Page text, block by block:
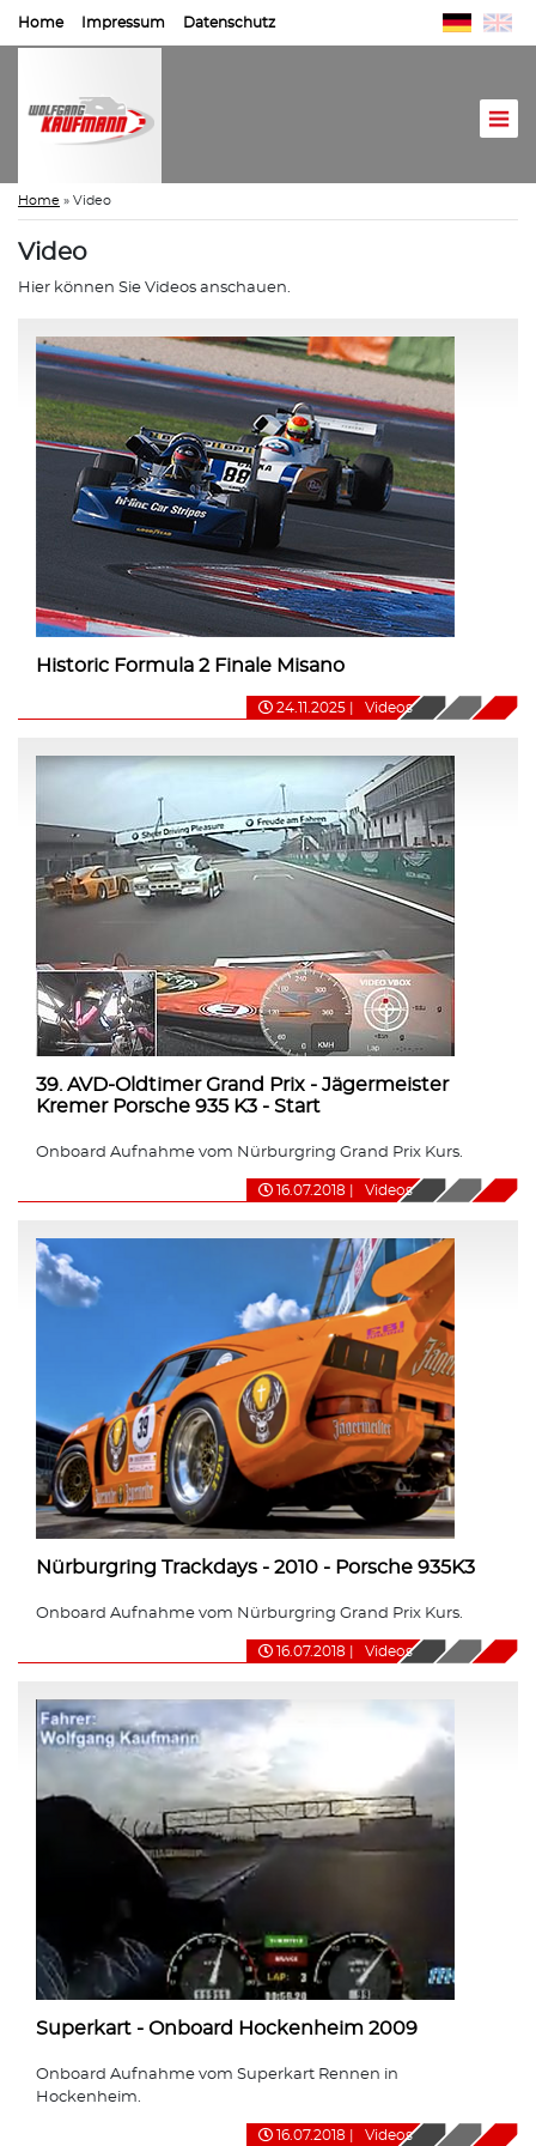
Home Impressum Datenschutz
Home » Video
Video
Hier können Sie Videos anschauen.
Historic Formula 2 Finale Misano
24.11.2025 Videos
39. AVD-Oldtimer Grand Prix - Jägermeister
Kremer Porsche 935 K3 - Start
Onboard Aufnahme vom Nürburgring Grand Prix Kurs.
16.07.2018 Videos
Nürburgring Trackdays - 2010 - Porsche 935K3
Onboard Aufnahme vom Nürburgring Grand Prix Kurs.
16.07.2018 Videos
Superkart - Onboard Hockenheim 2009
Onboard Aufnahme vom Superkart Rennen in
Hockenheim.
16.07.2018 Videos